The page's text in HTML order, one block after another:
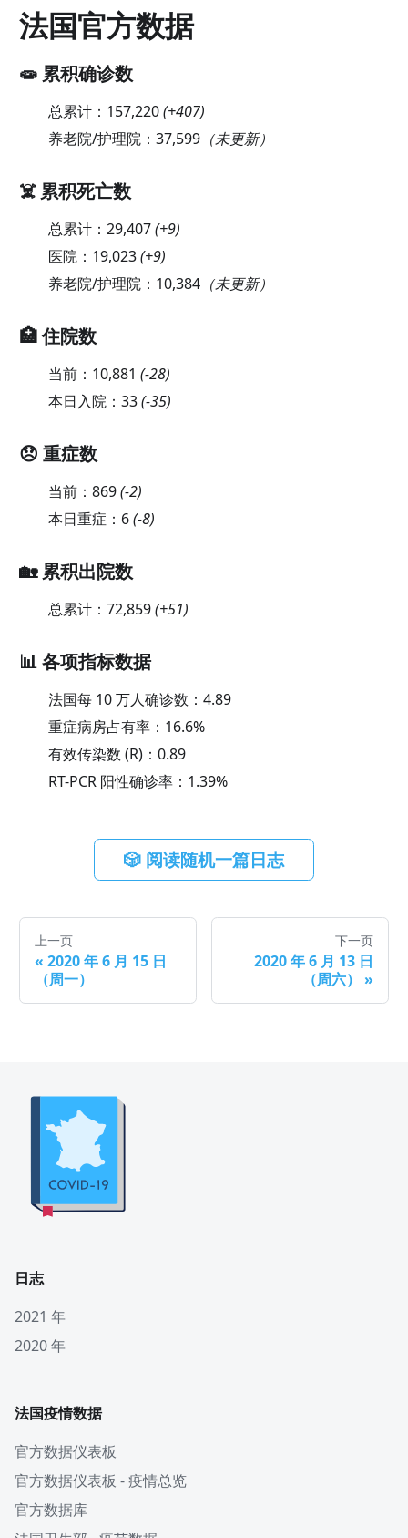
法国官方数据
🧫 累积确诊数
总累计： 157,220(+407)
养老院/护理院： 37,599（未更新）
☠️ 累积死亡数
总累计： 29,407(+9)
医院： 19,023(+9)
养老院/护理院： 10,384（未更新）
🏥 住院数
当前： 10,881 (-28)
本日入院： 33(-35)
😞 重症数
当前： 869(-2)
本日重症： 6(-8)
🏡 累积出院数
总累计： 72,859(+51)
📊 各项指标数据
法国每 10 万人确诊数： 4.89
重症病房占有率： 16.6%
有效传染数 (R)： 0.89
RT-PCR 阳性确诊率： 1.39%
🎲 阅读随机一篇日志
上一页
« 2020 年 6 月 15 日
（周一）
下一页
2020 年 6 月 13 日
（周六）
»
日志
2021 年
2020 年
法国疫情数据
官方数据仪表板
官方数据仪表板 - 疫情总览
官方数据库